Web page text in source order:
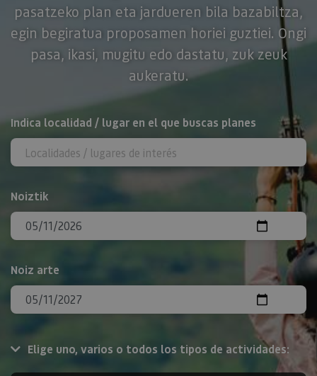
pasatzeko plan eta jardueren bila bazabiltza,
egin begiratua proposamen horiei guztiei. Ongi
pasa, ikasi, mugitu edo dastatu, zuk zeuk
aukeratu.
BILATU
Indica localidad / lugar en el que buscas planes
Noiztik
Noiz arte
Elige uno, varios o todos los tipos de actividades: